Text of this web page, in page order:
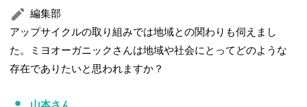
編集部
アップサイクルの取り組みでは地域との関わりも伺えまし
た。ミヨオーガニックさんは地域や社会にとってどのような
存在でありたいと思われますか？